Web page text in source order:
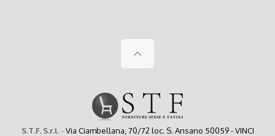
S.T.F. S.r.l.-Via Ciambellana, 70/72 loc. S. Ansano 50059 - VINCI